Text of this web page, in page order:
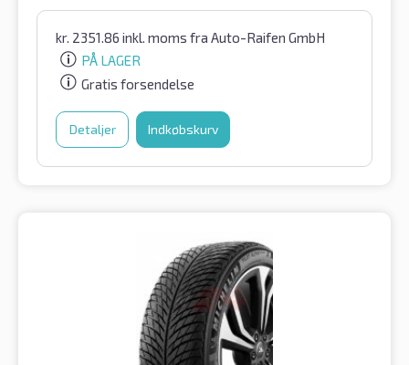
kr. 2351.86 inkl. moms fra Auto-Raifen GmbH
PÅ LAGER
Gratis forsendelse
Detaljer Indkøbskurv